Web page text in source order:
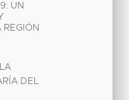
UN
REGIÓN
DEL